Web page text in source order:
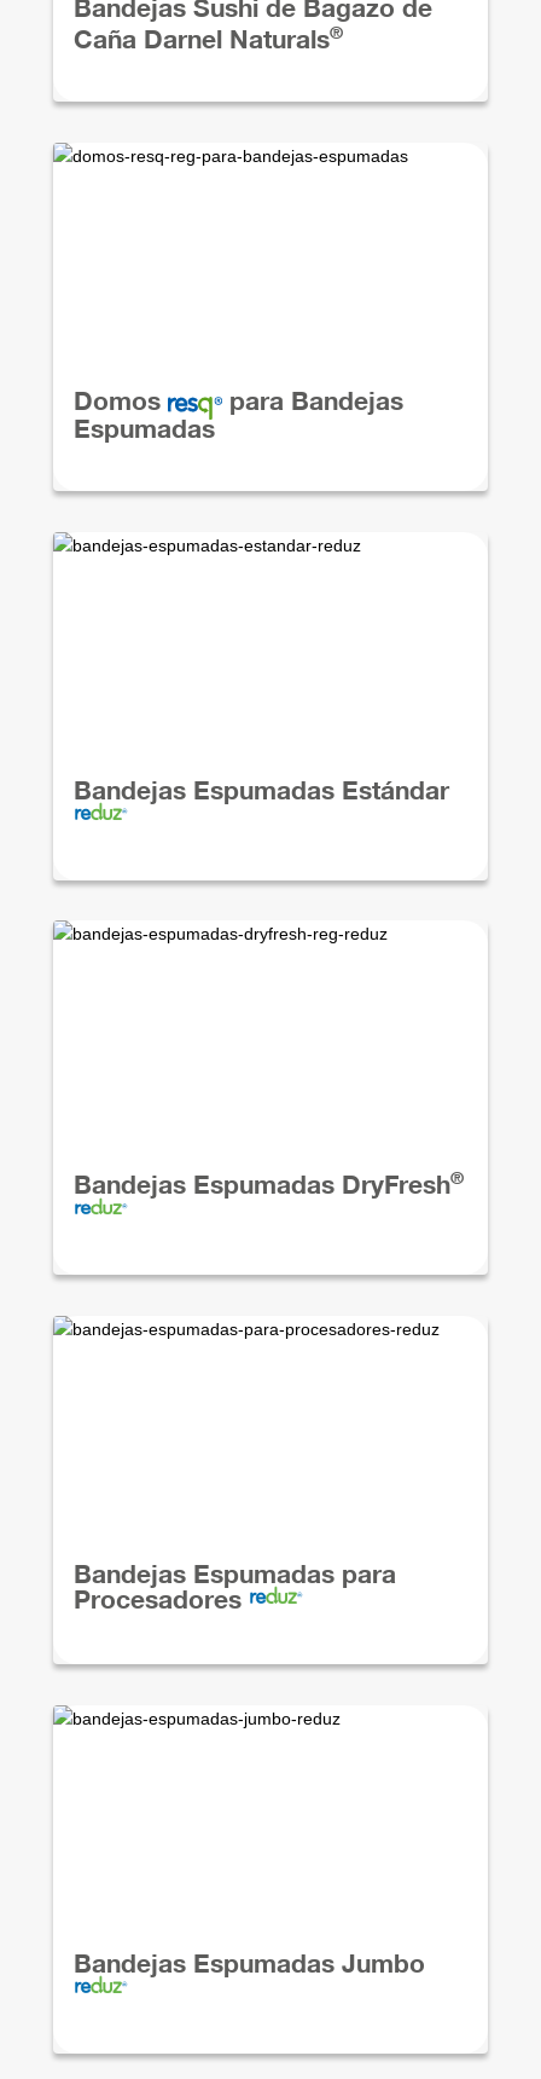
Bandejas Sushi de Bagazo de
Caña Darnel Naturals®
Domos
para Bandejas
Espumadas
Bandejas Espumadas Estándar
Bandejas Espumadas DryFresh®
Bandejas Espumadas para
Procesadores
Bandejas Espumadas Jumbo